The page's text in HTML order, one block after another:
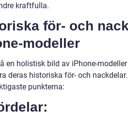
kraftfulla.
för- och
modeller
en holistisk bild av iPhone-
deras historiska för- och
punkterna: